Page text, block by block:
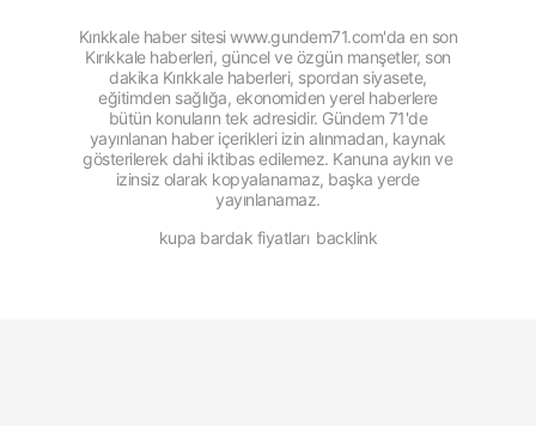
Kırıkkale haber sitesi www.gundem71.com'da en son
Kırıkkale haberleri, güncel ve özgün manşetler, son
dakika Kırıkkale haberleri, spordan siyasete,
eğitimden sağlığa, ekonomiden yerel haberlere
bütün konuların tek adresidir. Gündem 71'de
yayınlanan haber içerikleri izin alınmadan, kaynak
gösterilerek dahi iktibas edilemez. Kanuna aykırı ve
izinsiz olarak kopyalanamaz, başka yerde
yayınlanamaz.
kupa bardak fiyatları backlink